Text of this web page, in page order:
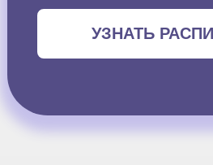
УЗНАТЬ